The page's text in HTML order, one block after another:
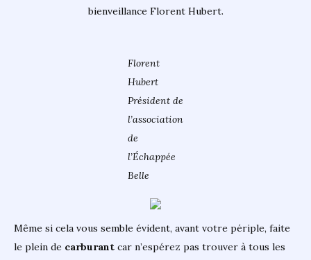
bienveillance Florent Hubert.
Florent
Hubert
Président de
l’association
de
l’Échappée
Belle
Même si cela vous semble évident, avant votre périple, faite
le plein de carburant car n’espérez pas trouver à tous les